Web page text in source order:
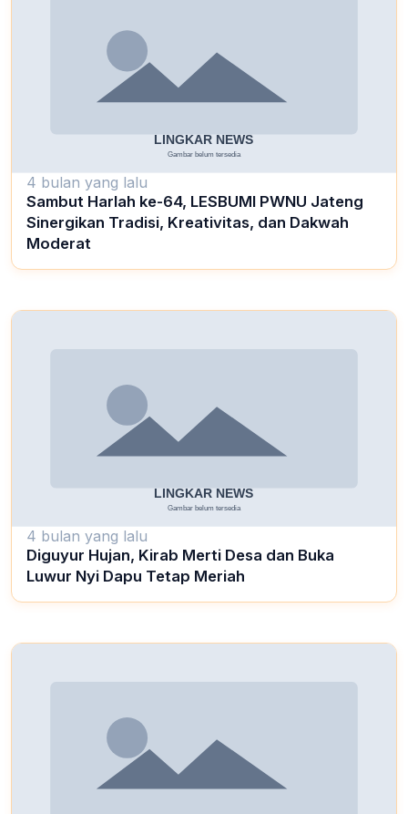
4 bulan yang lalu
Sambut Harlah ke-64, LESBUMI PWNU Jateng
Sinergikan Tradisi, Kreativitas, dan Dakwah
Moderat
4 bulan yang lalu
Diguyur Hujan, Kirab Merti Desa dan Buka
Luwur Nyi Dapu Tetap Meriah